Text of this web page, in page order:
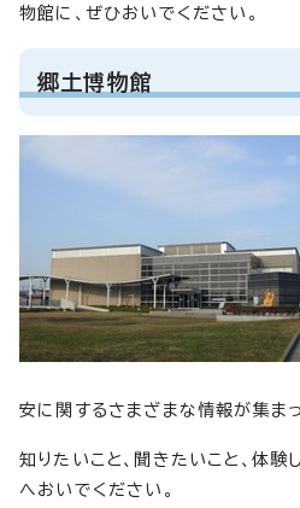
物館に、ぜひおいでください。
郷土博物館
安に関するさまざまな情報が集まっ
知りたいこと、聞きたいこと、体験
へおいでください。